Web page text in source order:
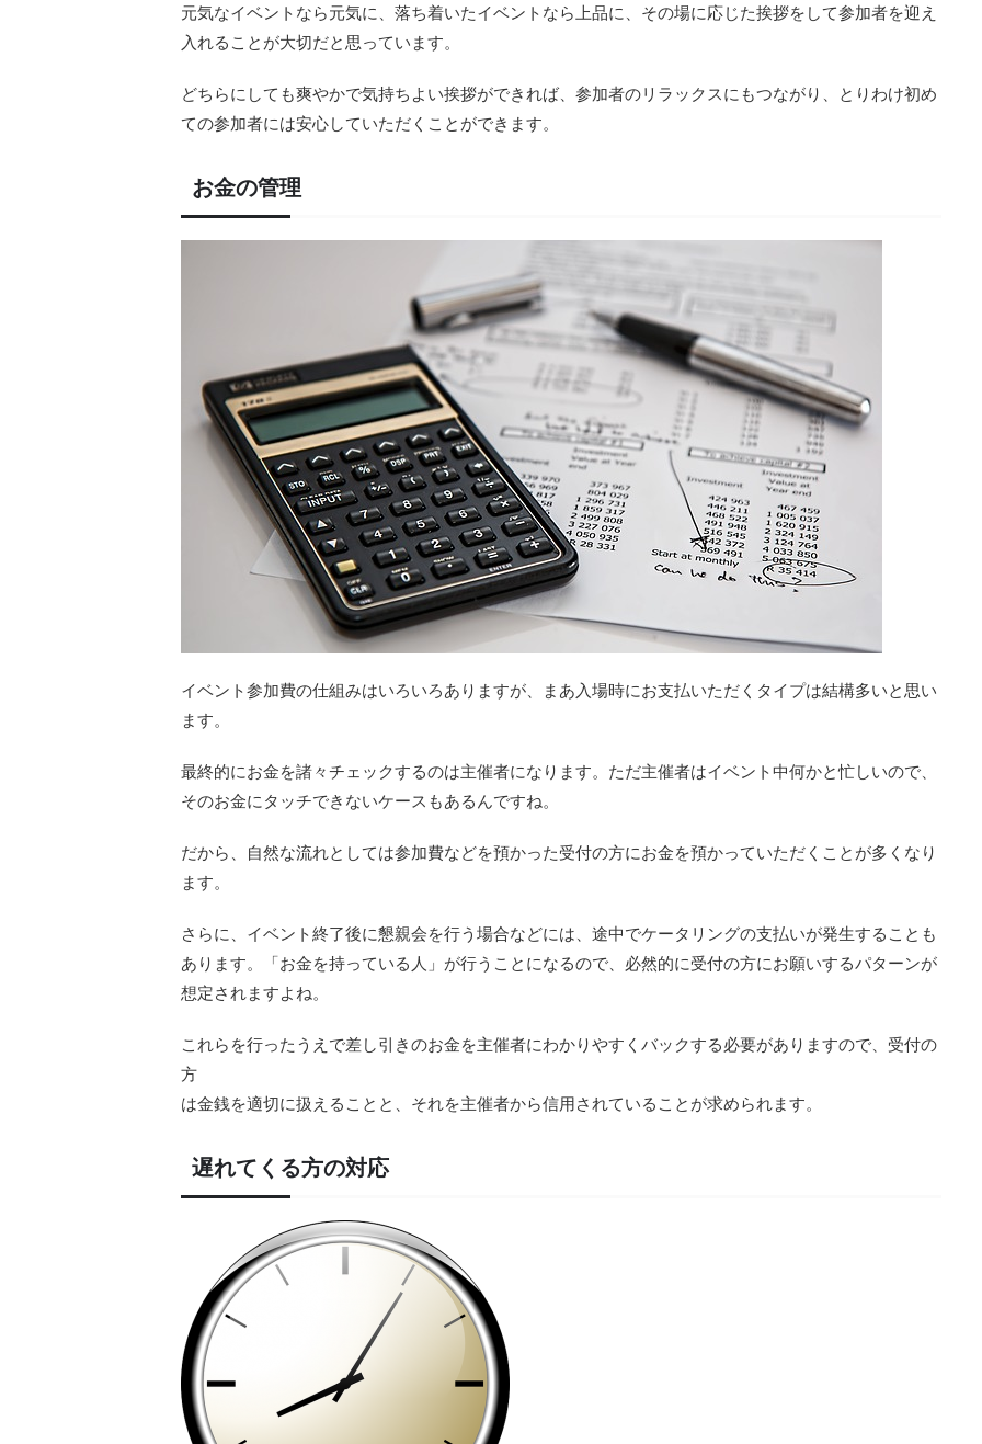
元気なイベントなら元気に、落ち着いたイベントなら上品に、その場に応じた挨拶をして参加者を迎え
入れることが大切だと思っています。
どちらにしても爽やかで気持ちよい挨拶ができれば、参加者のリラックスにもつながり、とりわけ初め
ての参加者には安心していただくことができます。
お金の管理
イベント参加費の仕組みはいろいろありますが、まあ入場時にお支払いただくタイプは結構多いと思い
ます。
最終的にお金を諸々チェックするのは主催者になります。ただ主催者はイベント中何かと忙しいので、
そのお金にタッチできないケースもあるんですね。
だから、自然な流れとしては参加費などを預かった受付の方にお金を預かっていただくことが多くなり
ます。
さらに、イベント終了後に懇親会を行う場合などには、途中でケータリングの支払いが発生することも
あります。「お金を持っている人」が行うことになるので、必然的に受付の方にお願いするパターンが
想定されますよね。
これらを行ったうえで差し引きのお金を主催者にわかりやすくバックする必要がありますので、受付の
方
は金銭を適切に扱えることと、それを主催者から信用されていることが求められます。
遅れてくる方の対応